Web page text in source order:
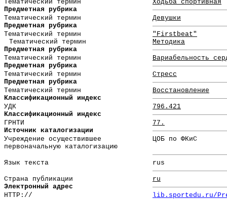
Тематический термин
Ходьба спортивная
Предметная рубрика
Тематический термин
Девушки
Предметная рубрика
Тематический термин
"Firstbeat"
Тематический термин
Методика
Предметная рубрика
Тематический термин
Вариабельность
Предметная рубрика
Тематический термин
Стресс
Предметная рубрика
Тематический термин
Восстановление
Классификационный индекс
УДК
796.421
Классификационный индекс
ГРНТИ
77.
Источник каталогизации
Учреждение осуществившее
первоначальную каталогизацию
ЦОБ по ФКиС
Язык текста rus
Страна публикации
ru
Электронный адрес
HTTP://
lib.sportedu.ru/